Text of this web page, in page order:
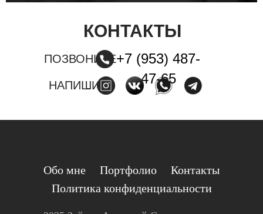
НАПИШИТЕ
ПОЗВОНИТЕ
КОНТАКТЫ
+7 (953) 487-
47-65
Обо мне Портфолио
Контакты
Политика конфиденциальности